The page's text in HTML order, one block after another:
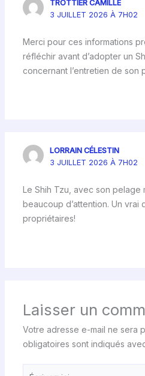
TROTTIER CAMILLE
3 JUILLET 2026 À 7H02
Merci pour ces informations
réfléchir avant d’adopter un
concernant l’entretien de son
LORRAIN CÉLESTIN
3 JUILLET 2026 À 7H02
Le Shih Tzu, avec son pelage
beaucoup d’attention. Un vrai
propriétaires!
Laisser un
Votre adresse e-mail ne sera
obligatoires sont indiqués
Écrivez